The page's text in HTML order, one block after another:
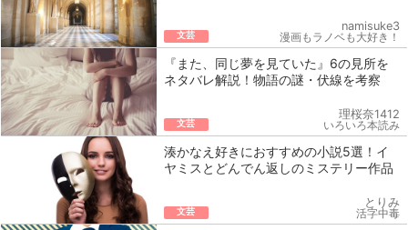
文芸
namisuke3
漫画もラノベも大好き！
『また、同じ夢を見ていた』6の見所を
ネタバレ解説！物語の謎・伏線を考察
文芸
理桜奈1412
いろいろ本読み
湊かなえ好きにおすすめの小説5選！イ
ヤミスとどんでん返しのミステリー作品
文芸
とりみ
活字中毒